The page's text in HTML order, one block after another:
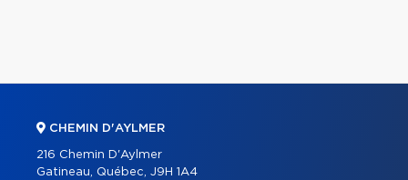
CHEMIN D'AYLMER
216 Chemin D'Aylmer
Gatineau, Québec, J9H 1A4